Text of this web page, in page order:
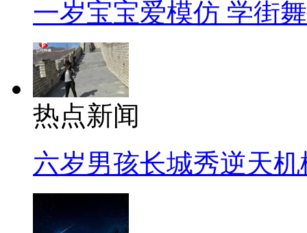
一岁宝宝爱模仿 学街
热点新闻
六岁男孩长城秀逆天机